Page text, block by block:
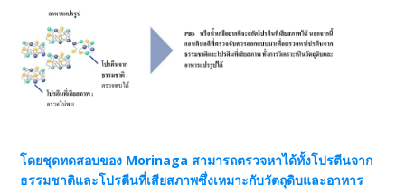
โดยชุดทดสอบของ Morinaga สามารถตรวจหาได้ทั้งโปรตีนจาก
ธรรมชาติและโปรตีนที่เสียสภาพซึ่งเหมาะกับวัตถุดิบและอาหาร